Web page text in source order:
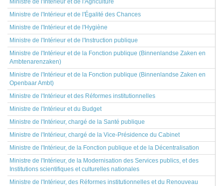
Ministre de l'Intérieur et de l'Agriculture
Ministre de l'Intérieur et de l'Égalité des Chances
Ministre de l'Intérieur et de l'Hygiène
Ministre de l'Intérieur et de l'Instruction publique
Ministre de l'Intérieur et de la Fonction publique (Binnenlandse Zaken en
Ambtenarenzaken)
Ministre de l'Intérieur et de la Fonction publique (Binnenlandse Zaken en
Openbaar Ambt)
Ministre de l'Intérieur et des Réformes institutionnelles
Ministre de l'Intérieur et du Budget
Ministre de l'Intérieur, chargé de la Santé publique
Ministre de l'Intérieur, chargé de la Vice-Présidence du Cabinet
Ministre de l'Intérieur, de la Fonction publique et de la Décentralisation
Ministre de l'Intérieur, de la Modernisation des Services publics, et des
Institutions scientifiques et culturelles nationales
Ministre de l'Intérieur, des Réformes institutionnelles et du Renouveau